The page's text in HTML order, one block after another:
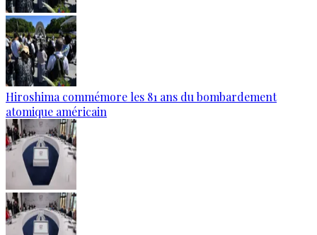
Hiroshima commémore les 81 ans du bombardement
atomique américain